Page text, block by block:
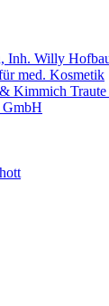
Inh. Willy
med. Kosmetik
Kimmich Traute
GmbH